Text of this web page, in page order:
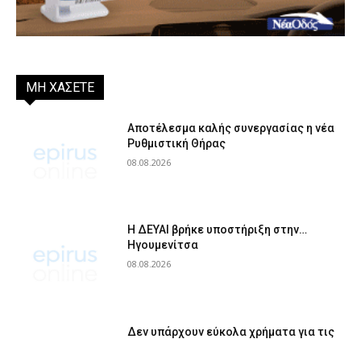
ΜΗ ΧΑΣΕΤΕ
Αποτέλεσμα καλής συνεργασίας η νέα
Ρυθμιστική Θήρας
08.08.2026
Η ΔΕΥΑΙ βρήκε υποστήριξη στην…
Ηγουμενίτσα
08.08.2026
Δεν υπάρχουν εύκολα χρήματα για τις